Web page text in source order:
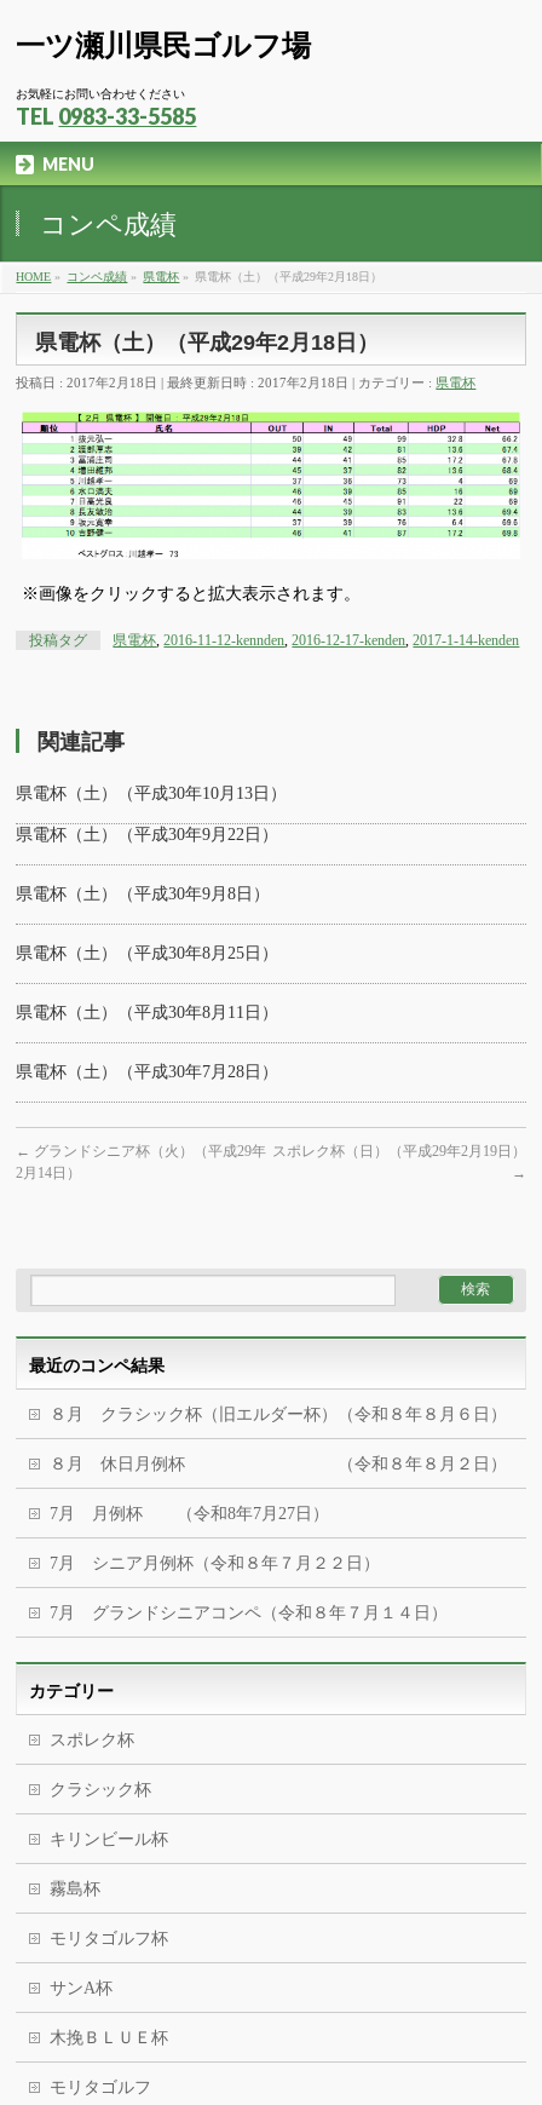
一ツ瀬川県民ゴルフ場
お気軽にお問い合わせください
TEL 0983-33-5585
MENU
コンペ成績
HOME » コンペ成績 » 県電杯 » 県電杯（土）（平成29年2月18日）
県電杯（土）（平成29年2月18日）
投稿日 : 2017年2月18日 最終更新日時 : 2017年2月18日 カテゴリー : 県電杯
※画像をクリックすると拡大表示されます。
投稿タグ 県電杯 ,2016-11-12-kennden ,2016-12-17-kenden ,2017-1-14-kenden
関連記事
県電杯（土）（平成30年10月13日）
県電杯（土）（平成30年9月22日）
県電杯（土）（平成30年9月8日）
県電杯（土）（平成30年8月25日）
県電杯（土）（平成30年8月11日）
県電杯（土）（平成30年7月28日）
← グランドシニア杯（火）（平成29年
2月14日）
スポレク杯（日）（平成29年2月19日）
→
最近のコンペ結果
８月 クラシック杯（旧エルダー杯）（令和８年８月６日）
８月 休日月例杯 （令和８年８月２日）
7月 月例杯 （令和8年7月27日）
7月 シニア月例杯（令和８年７月２２日）
7月 グランドシニアコンペ（令和８年７月１４日）
カテゴリー
スポレク杯
クラシック杯
キリンビール杯
霧島杯
モリタゴルフ杯
サンA杯
木挽ＢＬＵＥ杯
モリタゴルフ